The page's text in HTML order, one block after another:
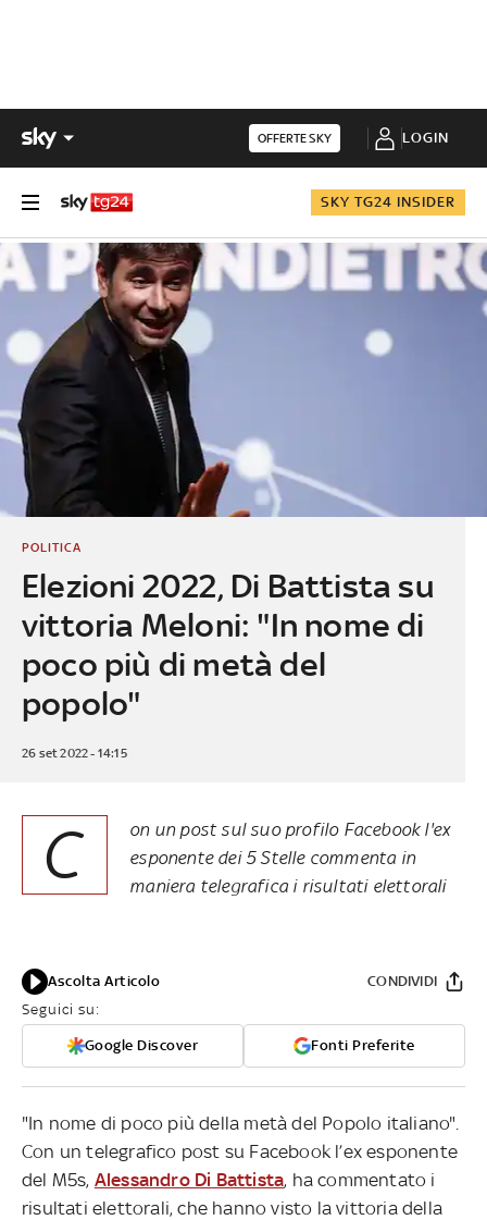
OFFERTE SKY LOGIN
SKY TG24 INSIDER
Elezioni 2022, Di Battista su
vittoria Meloni: "In nome di
poco più di metà del
popolo"
POLITICA
26 set 2022 - 14:15
C
on un post sul suo profilo Facebook l'ex
esponente dei 5 Stelle commenta in
maniera telegrafica i risultati elettorali
Ascolta Articolo
Seguici su:
Google Discover Fonti Preferite
CONDIVIDI
"In nome di poco più della metà del Popolo italiano".
Con un telegrafico post su Facebook l’ex esponente
del M5s, Alessandro Di Battista, ha commentato i
risultati elettorali, che hanno visto la vittoria della